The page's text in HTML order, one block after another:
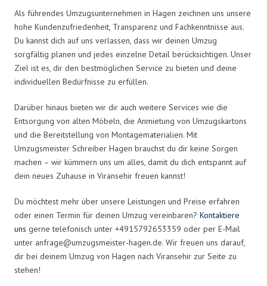
Als führendes Umzugsunternehmen in Hagen zeichnen uns unsere
hohe Kundenzufriedenheit, Transparenz und Fachkenntnisse aus.
Du kannst dich auf uns verlassen, dass wir deinen Umzug
sorgfältig planen und jedes einzelne Detail berücksichtigen. Unser
Ziel ist es, dir den bestmöglichen Service zu bieten und deine
individuellen Bedürfnisse zu erfüllen.
Darüber hinaus bieten wir dir auch weitere Services wie die
Entsorgung von alten Möbeln, die Anmietung von Umzugskartons
und die Bereitstellung von Montagematerialien. Mit
Umzugsmeister Schreiber Hagen brauchst du dir keine Sorgen
machen – wir kümmern uns um alles, damit du dich entspannt auf
dein neues Zuhause in Viransehir freuen kannst!
Du möchtest mehr über unsere Leistungen und Preise erfahren
oder einen Termin für deinen Umzug vereinbaren? Kontaktiere
uns gerne telefonisch unter +4915792653359 oder per E-Mail
unter anfrage@umzugsmeister-hagen.de. Wir freuen uns darauf,
dir bei deinem Umzug von Hagen nach Viransehir zur Seite zu
stehen!